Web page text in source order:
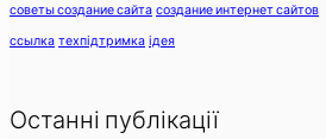
советы создание сайта создание интернет сайтов
ссылка техпідтримка ідея
Останні публікації